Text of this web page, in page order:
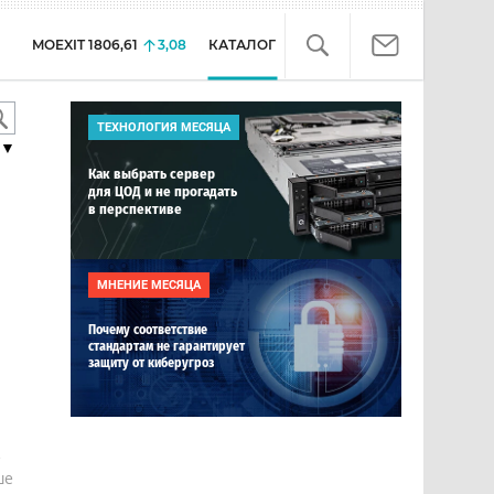
MOEXIT 1806,61 3,08 КАТАЛОГ
ТЕХНОЛОГИЯ МЕСЯЦА
Как выбрать сервер
для ЦОД и не прогадать
в перспективе
МНЕНИЕ МЕСЯЦА
Почему соответствие
стандартам не гарантирует
защиту от киберугроз